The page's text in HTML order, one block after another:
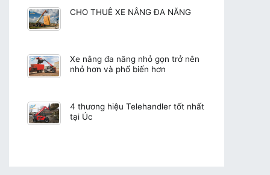
CHO THUÊ XE NÂNG ĐA NĂNG
Xe nâng đa năng nhỏ gọn trở nên
nhỏ hơn và phổ biến hơn
4 thương hiệu Telehandler tốt nhất
tại Úc